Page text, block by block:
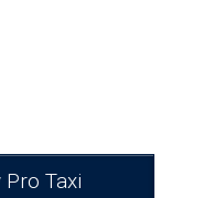
Taxi